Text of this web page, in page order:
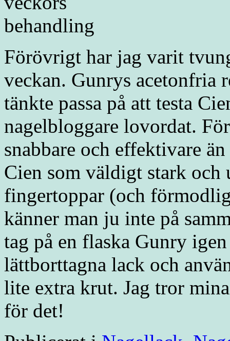
Förövrigt har jag varit
veckan. Gunrys acetonfria
tänkte passa på att testa
nagelbloggare lovordat.
snabbare och effektivare
Cien som väldigt stark och
fingertoppar (och
känner man ju inte på
tag på en flaska Gunry
lättborttagna lack och
lite extra krut. Jag tror
för det!